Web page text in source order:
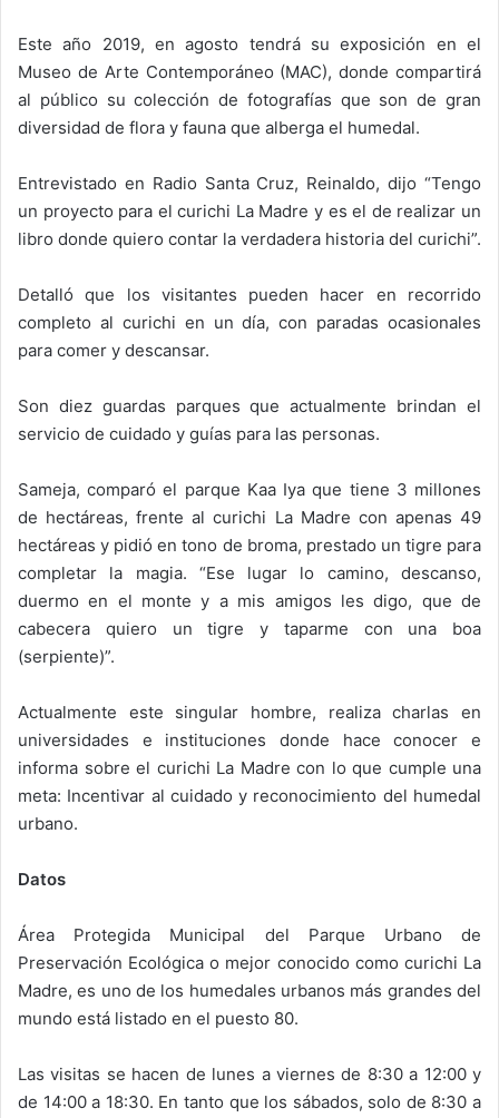
Este año 2019, en agosto tendrá su exposición en el
Museo de Arte Contemporáneo (MAC), donde compartirá
al público su colección de fotografías que son de gran
diversidad de flora y fauna que alberga el humedal.
Entrevistado en Radio Santa Cruz, Reinaldo, dijo “Tengo
un proyecto para el curichi La Madre y es el de realizar un
libro donde quiero contar la verdadera historia del curichi”.
Detalló que los visitantes pueden hacer en recorrido
completo al curichi en un día, con paradas ocasionales
para comer y descansar.
Son diez guardas parques que actualmente brindan el
servicio de cuidado y guías para las personas.
Sameja, comparó el parque Kaa Iya que tiene 3 millones
de hectáreas, frente al curichi La Madre con apenas 49
hectáreas y pidió en tono de broma, prestado un tigre para
completar la magia. “Ese lugar lo camino, descanso,
duermo en el monte y a mis amigos les digo, que de
cabecera quiero un tigre y taparme con una boa
(serpiente)”.
Actualmente este singular hombre, realiza charlas en
universidades e instituciones donde hace conocer e
informa sobre el curichi La Madre con lo que cumple una
meta: Incentivar al cuidado y reconocimiento del humedal
urbano.
Datos
Área Protegida Municipal del Parque Urbano de
Preservación Ecológica o mejor conocido como curichi La
Madre, es uno de los humedales urbanos más grandes del
mundo está listado en el puesto 80.
Las visitas se hacen de lunes a viernes de 8:30 a 12:00 y
de 14:00 a 18:30. En tanto que los sábados, solo de 8:30 a